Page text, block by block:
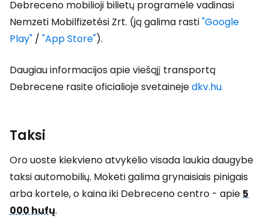
Debreceno mobilioji bilietų programėlė vadinasi
Nemzeti Mobilfizetési Zrt. (ją galima rasti"Google
Play" / "App Store").
Daugiau informacijos apie viešąjį transportą
Debrecene rasite oficialioje svetainėjedkv.hu.
Taksi
Oro uoste kiekvieno atvykėlio visada laukia daugybė
taksi automobilių. Mokėti galima grynaisiais pinigais
arba kortele, o kaina iki Debreceno centro - apie5
000 hufų.